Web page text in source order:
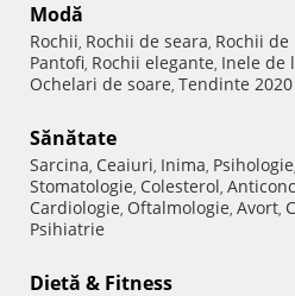
Modă
Rochii, Rochii de seara, Rochii de
Pantofi, Rochii elegante, Inele de
Ochelari de soare, Tendinte 2020
Sănătate
Sarcina, Ceaiuri, Inima, Psihologie,
Stomatologie, Colesterol,
Cardiologie, Oftalmologie, Avort,
Psihiatrie
Dietă & Fitness